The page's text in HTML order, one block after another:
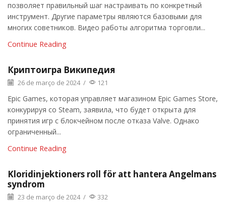
позволяет правильный шаг настраивать по конкретный
инструмент. Другие параметры являются базовыми для
многих советников. Видео работы алгоритма торговли...
Continue Reading
Криптоигра Википедия
26 de março de 2024 / 121
Epic Games, которая управляет магазином Epic Games Store,
конкурируя со Steam, заявила, что будет открыта для
принятия игр с блокчейном после отказа Valve. Однако
ограниченный...
Continue Reading
Kloridinjektioners roll för att hantera Angelmans
syndrom
23 de março de 2024 / 332